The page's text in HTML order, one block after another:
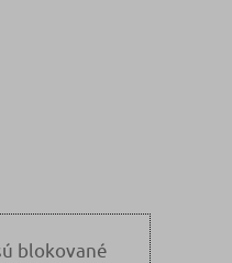
blokované